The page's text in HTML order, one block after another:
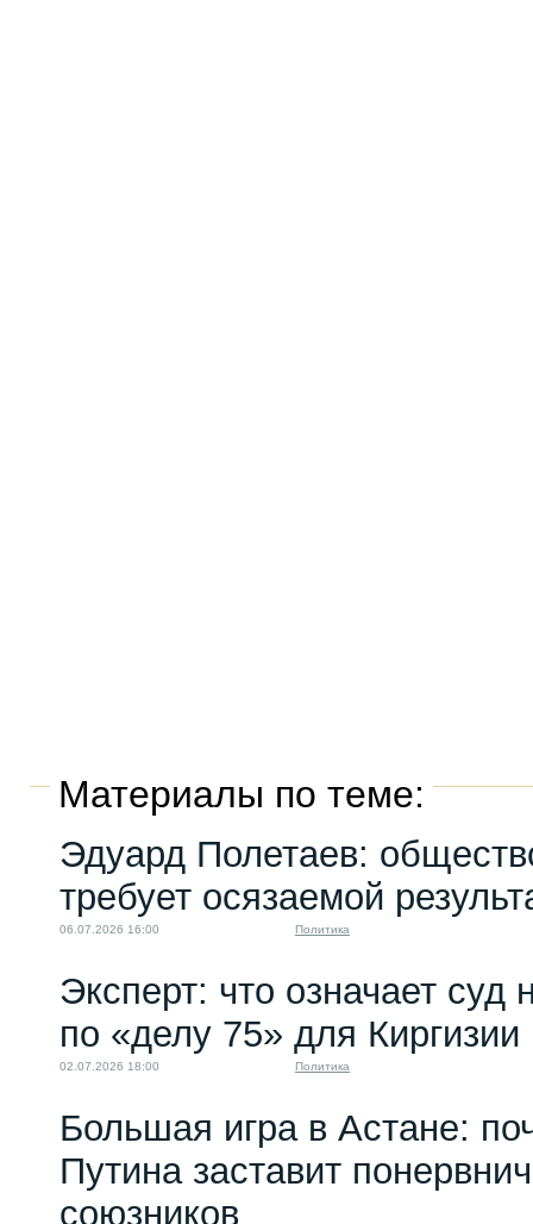
Материалы по теме:
Эдуард Полетаев:
требует осязаемой
06.07.2026 16:00 Политика
Эксперт: что означает
по «делу 75» для Киргизии
02.07.2026 18:00 Политика
Большая игра в Астане:
Путина заставит
союзников